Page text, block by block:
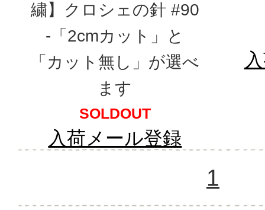
繍】クロシェの針 #90
-「2cmカット」と
「カット無し」が選べ
ます
SOLDOUT
入荷メール登録
1